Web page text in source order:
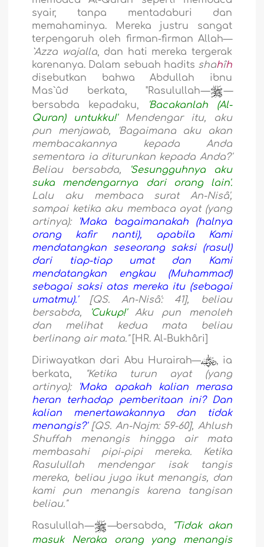
syair, tanpa mentadaburi dan
memahaminya. Mereka justru sangat
terpengaruh oleh firman-firman Allah—
`Azza wajalla, dan hati mereka tergerak
karenanya. Dalam sebuah hadits shahîh
disebutkan bahwa Abdullah ibnu
Mas`ûd berkata, "Rasulullah—
—
bersabda kepadaku, 'Bacakanlah (Al-
Quran) untukku!' Mendengar itu,
aku
pun menjawab, 'Bagaimana aku akan
membacakannya kepada Anda
sementara ia diturunkan kepada Anda?'
Beliau bersabda,
'Sesungguhnya aku
suka mendengarnya dari orang lain'.
Lalu aku membaca surat An-Nisâ',
sampai ketika aku membaca ayat (yang
artinya):
'Maka bagaimanakah (halnya
orang kafir nanti), apabila Kami
mendatangkan seseorang saksi (rasul)
dari tiap-tiap umat dan Kami
mendatangkan engkau (Muhammad)
sebagai saksi atas mereka itu (sebagai
umatmu).'[QS. An-Nisâ': 41], beliau
bersabda, 'Cukup!'Aku pun menoleh
dan melihat kedua mata beliau
berlinang air mata." [HR. Al-Bukhâri]
Diriwayatkan dari Abu Hurairah—
, ia
berkata,
"Ketika turun ayat (yang
artinya):
'Maka apakah kalian merasa
heran terhadap pemberitaan ini? Dan
kalian menertawakannya dan tidak
menangis?'[QS. An-Najm: 59-60], Ahlush
Shuffah menangis hingga air mata
membasahi pipi-pipi mereka. Ketika
Rasulullah mendengar isak tangis
mereka, beliau juga ikut menangis, dan
kami pun menangis karena tangisan
beliau."
Rasulullah— —bersabda, "Tidak akan
masuk Neraka orang yang menangis